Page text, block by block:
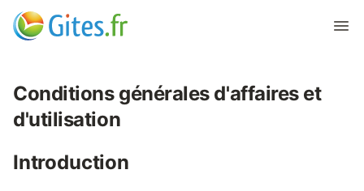
Conditions générales d'affaires et
d'utilisation
Introduction